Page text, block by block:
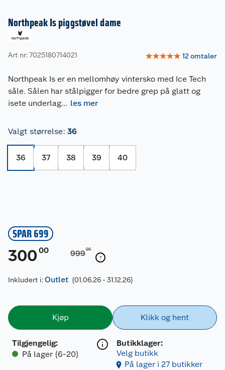
Northpeak Is piggstøvel dame
Art nr: 7025180714021 ☆☆☆☆☆ 12omtaler
Northpeak Is er en mellomhøy vintersko med Ice Tech
såle. Sålen har stålpigger for bedre grep på glatt og
isete underlag... les mer
Valgt størrelse: 36
36 37 38 39 40
SPAR 699
300 00 99900
Inkludert i:Outlet (01.06.26 - 31.12.26)
Kjøp
Tilgjengelig:
På lager (6-20)
Klikk og hent
Butikklager:
Velg butikk
På lager i 27 butikker